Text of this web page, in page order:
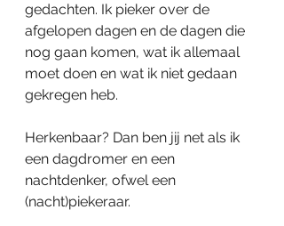
gedachten. Ik pieker over de
afgelopen dagen en de dagen die
nog gaan komen, wat ik allemaal
moet doen en wat ik niet gedaan
gekregen heb.
Herkenbaar? Dan ben jij net als ik
een dagdromer en een
nachtdenker, ofwel een
(nacht)piekeraar.